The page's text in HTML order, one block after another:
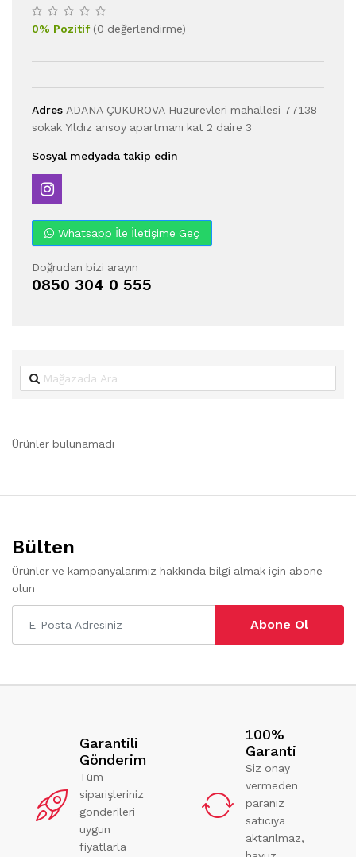
0% Pozitif(0 değerlendirme)
Adres ADANA ÇUKUROVA Huzurevleri mahallesi 77138
sokak Yıldız arısoy apartmanı kat 2 daire 3
Sosyal medyada takip edin
Whatsapp İle İletişime Geç
Doğrudan bizi arayın
0850 304 0 555
Ürünler bulunamadı
Bülten
Ürünler ve kampanyalarımız hakkında bilgi almak için abone
olun
Abone Ol
Garantili
Gönderim
Tüm
siparişleriniz
gönderileri
uygun
fiyatlarla
100%
Garanti
Siz onay
vermeden
paranız
satıcıya
aktarılmaz,